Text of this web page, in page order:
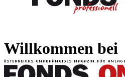
Willkommen bei